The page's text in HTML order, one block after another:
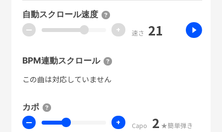
自動スクロール速度
ー + 速さ 21
BPM連動スクロール
この曲は対応していません
カポ
ー + Capo 2 ★簡単弾き